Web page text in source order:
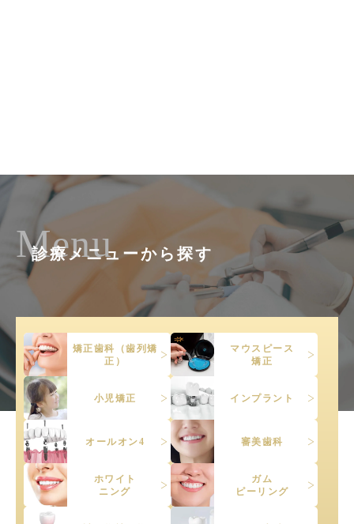
診療メニューから探す
Menu
矯正歯科（歯列矯
正）
マウスピース
矯正
小児矯正 インプラント
オールオン4 審美歯科
ホワイト
ニング
ガム
ピーリング